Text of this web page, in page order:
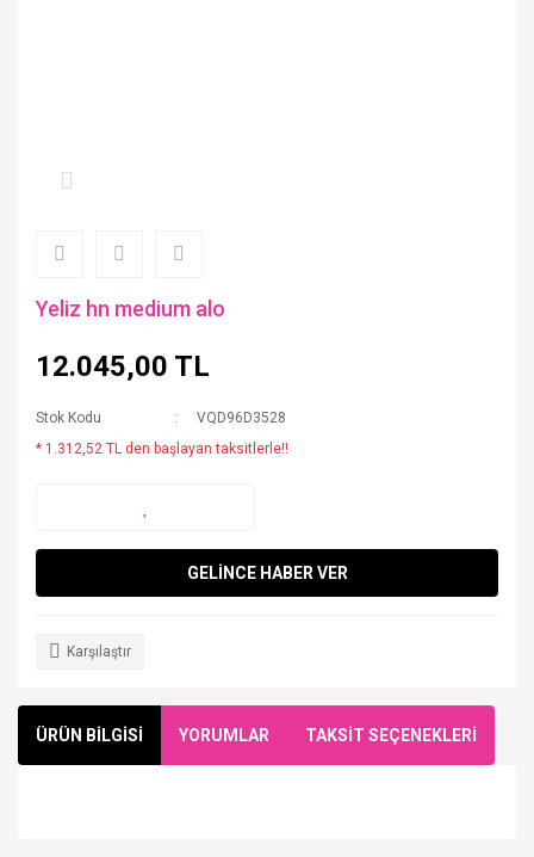
Yeliz hn medium alo
12.045,00 TL
Stok Kodu
VQD96D3528
* 1.312,52 TL den başlayan taksitlerle!!
GELİNCE HABER VER
Karşılaştır
ÜRÜN BİLGİSİ YORUMLAR TAKSİT SEÇENEKLERİ